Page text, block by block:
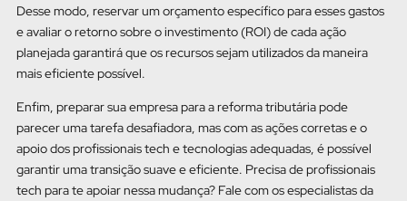
Desse modo, reservar um orçamento específico para esses gastos
e avaliar o retorno sobre o investimento (ROI) de cada ação
planejada garantirá que os recursos sejam utilizados da maneira
mais eficiente possível.
Enfim, preparar sua empresa para a reforma tributária pode
parecer uma tarefa desafiadora, mas com as ações corretas e o
apoio dos profissionais tech e tecnologias adequadas, é possível
garantir uma transição suave e eficiente. Precisa de profissionais
tech para te apoiar nessa mudança? Fale com os especialistas da